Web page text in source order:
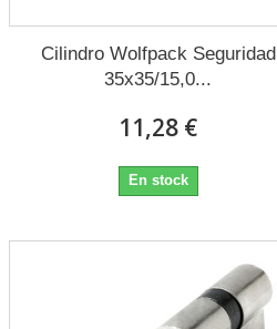
Cilindro Wolfpack Seguridad
35x35/15,0...
11,28 €
En stock